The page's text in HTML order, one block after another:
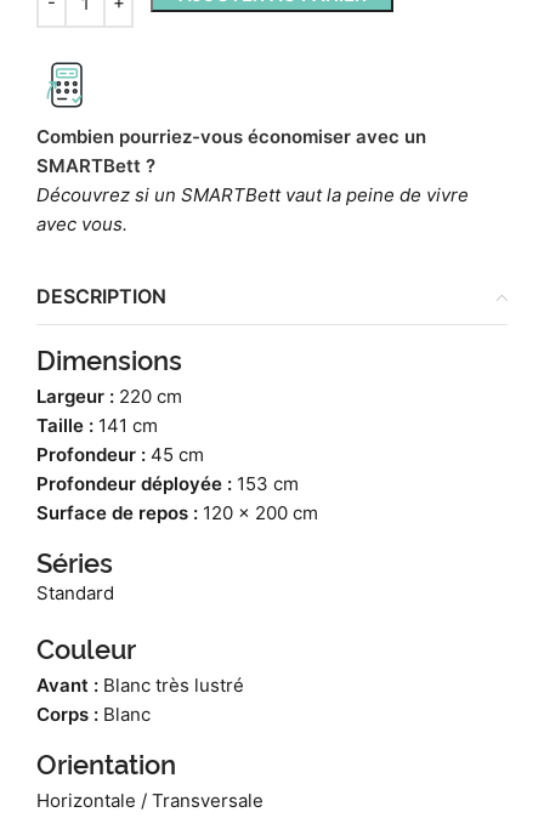
Combien pourriez-vous économiser avec un
SMARTBett ?
Découvrez si un SMARTBett vaut la peine de vivre
avec vous.
DESCRIPTION
Dimensions
Largeur : 220 cm
Taille : 141 cm
Profondeur : 45 cm
Profondeur déployée : 153 cm
Surface de repos : 120 x 200 cm
Séries
Standard
Couleur
Avant : Blanc très lustré
Corps : Blanc
Orientation
Horizontale / Transversale